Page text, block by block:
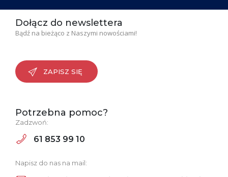
Dołącz do newslettera
Bądź na bieżąco z Naszymi nowościami!
ZAPISZ SIĘ
Potrzebna pomoc?
Zadzwoń:
61 853 99 10
Napisz do nas na mail: